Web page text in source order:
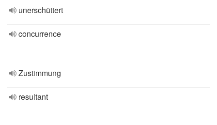
unerschüttert
concurrence
Zustimmung
resultant